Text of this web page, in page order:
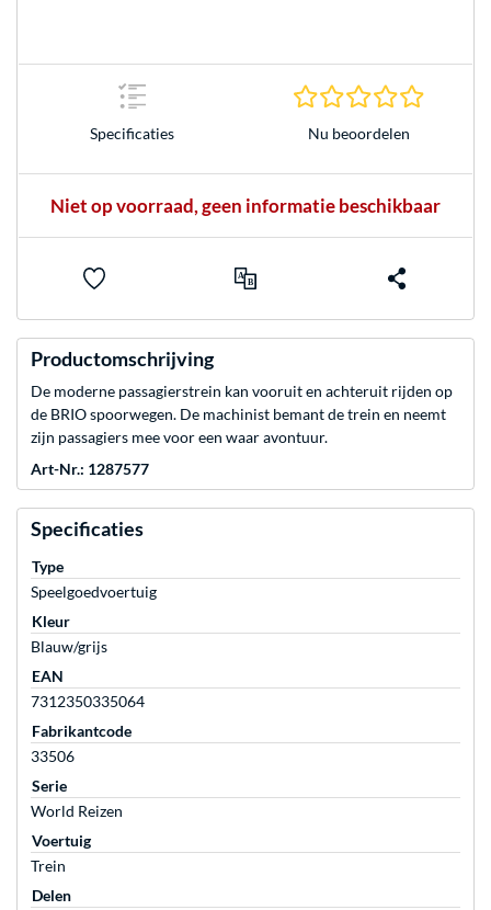
Specificaties Nu beoordelen
Niet op voorraad, geen informatie beschikbaar
Productomschrijving
De moderne passagierstrein kan vooruit en achteruit rijden op
de BRIO spoorwegen. De machinist bemant de trein en neemt
zijn passagiers mee voor een waar avontuur.
Art-Nr.: 1287577
Specificaties
Type
Speelgoedvoertuig
Kleur
Blauw/grijs
EAN
7312350335064
Fabrikantcode
33506
Serie
World Reizen
Voertuig
Trein
Delen